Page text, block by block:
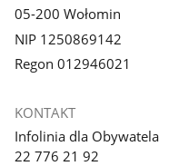
05-200 Wołomin
NIP 1250869142
Regon 012946021
KONTAKT
Infolinia dla Obywatela
22 776 21 92